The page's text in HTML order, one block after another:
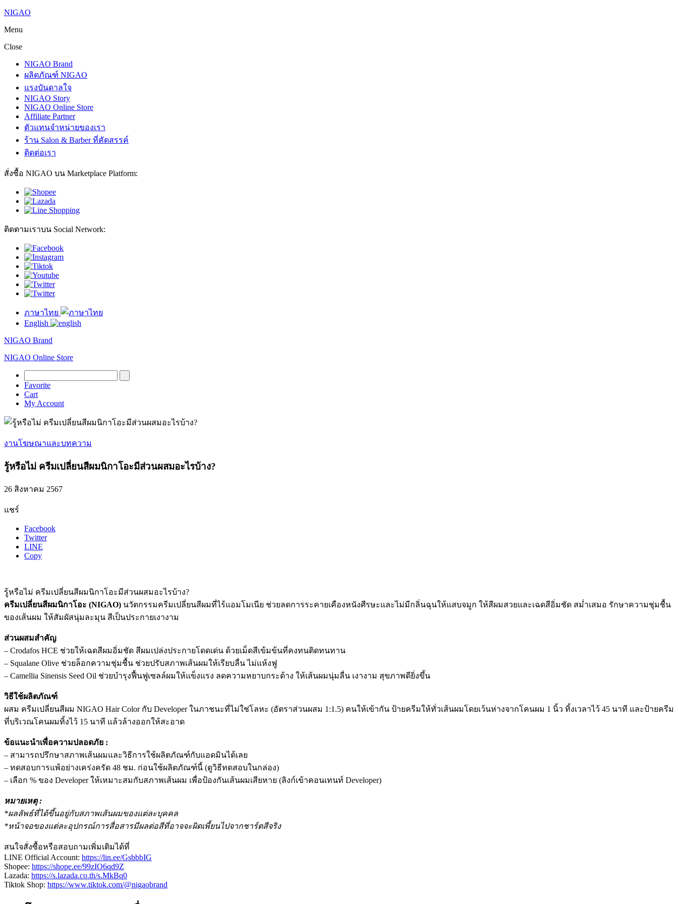
NIGAO
Menu
Close
NIGAO Brand
ผลิตภัณฑ์ NIGAO
แรงบันดาลใจ
NIGAO Story
NIGAO Online Store
Affiliate Partner
ตัวแทนจำหน่ายของเรา
ร้าน Salon & Barber ที่คัดสรรค์
ติดต่อเรา
สั่งซื้อ NIGAO บน Marketplace Platform:
ติดตามเราบน Social Network:
ภาษาไทย
English
NIGAO Brand
NIGAO Online Store
Favorite
Cart
My Account
งานโฆษณาและบทความ
รู้หรือไม่ ครีมเปลี่ยนสีผมนิกาโอะมีส่วนผสมอะไรบ้าง?
26 สิงหาคม 2567
แชร์
Facebook
Twitter
LINE
Copy
รู้หรือไม่ ครีมเปลี่ยนสีผมนิกาโอะมีส่วนผสมอะไรบ้าง?
ครีมเปลี่ยนสีผมนิกาโอะ (NIGAO) นวัตกรรมครีมเปลี่ยนสีผมที่ไร้แอมโมเนีย ช่วยลดการระคายเคืองหนังศีรษะและไม่มีกลิ่นฉุนให้แสบจมูก ให้สีผมสวยและเฉดสีอิ่มชัด สม่ำเสมอ รักษาความชุ่มชื้น
ของเส้นผม ให้สัมผัสนุ่มละมุน สีเป็นประกายเงางาม
ส่วนผสมสำคัญ
– Crodafos HCE ช่วยให้เฉดสีผมอิ่มชัด สีผมเปล่งประกายโดดเด่น ด้วยเม็ดสีเข้มข้นที่คงทนติดทนทาน
– Squalane Olive ช่วยล็อกความชุ่มชื้น ช่วยปรับสภาพเส้นผมให้เรียบลื่น ไม่แห้งฟู
– Camellia Sinensis Seed Oil ช่วยบำรุงฟื้นฟูเซลล์ผมให้แข็งแรง ลดความหยาบกระด้าง ให้เส้นผมนุ่มลื่น เงางาม สุขภาพดียิ่งขึ้น
วิธีใช้ผลิตภัณฑ์
ผสม ครีมเปลี่ยนสีผม NIGAO Hair Color กับ Developer ในภาชนะที่ไม่ใช่โลหะ (อัตราส่วนผสม 1:1.5) คนให้เข้ากัน ป้ายครีมให้ทั่วเส้นผมโดยเว้นห่างจากโคนผม 1 นิ้ว ทิ้งเวลาไว้ 45 นาที และป้ายครีม
ที่บริเวณโคนผมทิ้งไว้ 15 นาที แล้วล้างออกให้สะอาด
ข้อแนะนำเพื่อความปลอดภัย :
– สามารถปรึกษาสภาพเส้นผมและวิธีการใช้ผลิตภัณฑ์กับแอดมินได้เลย
– ทดสอบการแพ้อย่างเคร่งครัด 48 ชม. ก่อนใช้ผลิตภัณฑ์นี้ (ดูวิธีทดสอบในกล่อง)
– เลือก % ของ Developer ให้เหมาะสมกับสภาพเส้นผม เพื่อป้องกันเส้นผมเสียหาย (ลิงก์เข้าคอนเทนท์ Developer)
หมายเหตุ :
*ผลลัพธ์ที่ได้ขึ้นอยู่กับสภาพเส้นผมของแต่ละบุคคล
*หน้าจอของแต่ละอุปกรณ์การสื่อสารมีผลต่อสีที่อาจจะผิดเพี้ยนไปจากชาร์ตสีจริง
สนใจสั่งซื้อหรือสอบถามเพิ่มเติมได้ที่
LINE Official Account: https://lin.ee/GsbbbIG
Shopee: https://shope.ee/99zIO6qd9Z
Lazada: https://s.lazada.co.th/s.MkBq0
Tiktok Shop: https://www.tiktok.com/@nigaobrand